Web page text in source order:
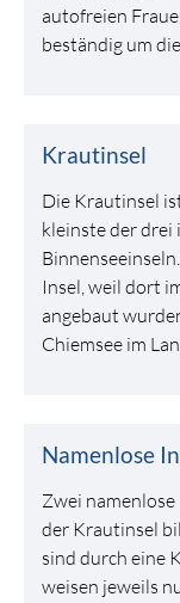
autofreien
beständig um
Krautinsel
Die Krautinsel
kleinste der drei
Insel, weil dort
angebaut
Chiemsee im
Namenlose
Zwei
der Krautinsel
sind durch eine
weisen jeweils